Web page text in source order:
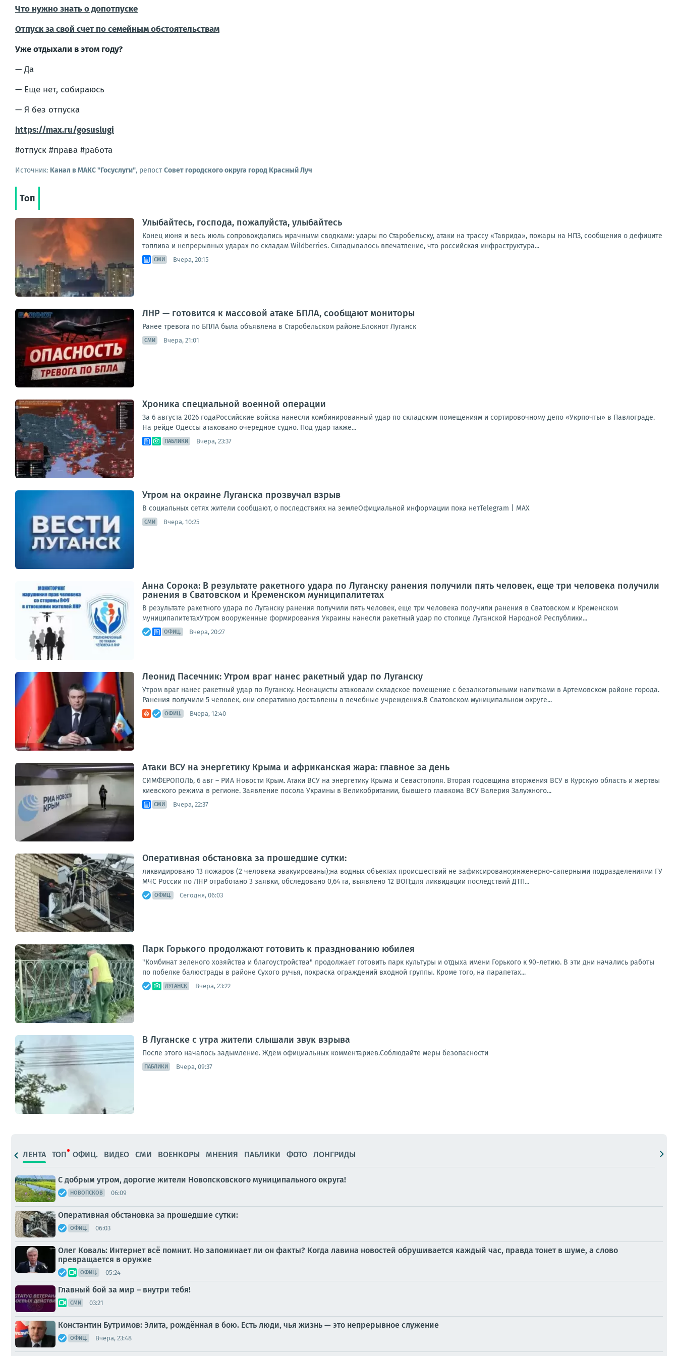
Что нужно знать о допотпуске
Отпуск за свой счет по семейным обстоятельствам
Уже отдыхали в этом году?
— Да
— Еще нет, собираюсь
— Я без отпуска
https://max.ru/gosuslugi
#отпуск #права #работа
Источник: Канал в МАКС "Госуслуги", репостСовет городского округа город Красный Луч
Топ
Улыбайтесь, господа, пожалуйста, улыбайтесь
Конец июня и весь июль сопровождались мрачными сводками: удары по Старобельску, атаки на трассу «Таврида», пожары на НПЗ, сообщения о дефиците
топлива и непрерывных ударах по складам Wildberries. Складывалось впечатление, что российская инфраструктура...
СМИ Вчера, 20:15
ЛНР — готовится к массовой атаке БПЛА, сообщают мониторы
Ранее тревога по БПЛА была объявлена в Старобельском районе.Блокнот Луганск
СМИ Вчера, 21:01
Хроника специальной военной операции
За 6 августа 2026 годаРоссийские войска нанесли комбинированный удар по складским помещениям и сортировочному депо «Укрпочты» в Павлограде.
На рейде Одессы атаковано очередное судно. Под удар также...
ПАБЛИКИ Вчера, 23:37
Утром на окраине Луганска прозвучал взрыв
В социальных сетях жители сообщают, о последствиях на землеОфициальной информации пока нетTelegram | MAX
СМИ Вчера, 10:25
Анна Сорока: В результате ракетного удара по Луганску ранения получили пять человек, еще три человека получили
ранения в Сватовском и Кременском муниципалитетах
В результате ракетного удара по Луганску ранения получили пять человек, еще три человека получили ранения в Сватовском и Кременском
муниципалитетахУтром вооруженные формирования Украины нанесли ракетный удар по столице Луганской Народной Республики...
ОФИЦ. Вчера, 20:27
Леонид Пасечник: Утром враг нанес ракетный удар по Луганску
Утром враг нанес ракетный удар по Луганску. Неонацисты атаковали складское помещение с безалкогольными напитками в Артемовском районе города.
Ранения получили 5 человек, они оперативно доставлены в лечебные учреждения.В Сватовском муниципальном округе...
ОФИЦ. Вчера, 12:40
Атаки ВСУ на энергетику Крыма и африканская жара: главное за день
СИМФЕРОПОЛЬ, 6 авг – РИА Новости Крым. Атаки ВСУ на энергетику Крыма и Севастополя. Вторая годовщина вторжения ВСУ в Курскую область и жертвы
киевского режима в регионе. Заявление посола Украины в Великобритании, бывшего главкома ВСУ Валерия Залужного...
СМИ Вчера, 22:37
Оперативная обстановка за прошедшие сутки:
ликвидировано 13 пожаров (2 человека эвакуированы);на водных объектах происшествий не зафиксировано;инженерно-саперными подразделениями ГУ
МЧС России по ЛНР отработано 3 заявки, обследовано 0,64 га, выявлено 12 ВОП;для ликвидации последствий ДТП...
ОФИЦ. Сегодня, 06:03
Парк Горького продолжают готовить к празднованию юбилея
"Комбинат зеленого хозяйства и благоустройства" продолжает готовить парк культуры и отдыха имени Горького к 90-летию. В эти дни начались работы
по побелке балюстрады в районе Сухого ручья, покраска ограждений входной группы. Кроме того, на парапетах...
ЛУГАНСК Вчера, 23:22
В Луганске с утра жители слышали звук взрыва
После этого началось задымление. Ждём официальных комментариев.Соблюдайте меры безопасности
ПАБЛИКИ Вчера, 09:37
ЛЕНТА ТОП ОФИЦ. ВИДЕО СМИ ВОЕНКОРЫ МНЕНИЯ ПАБЛИКИ ФОТО ЛОНГРИДЫ
С добрым утром, дорогие жители Новопсковского муниципального округа!
НОВОПСКОВ 06:09
Оперативная обстановка за прошедшие сутки:
ОФИЦ. 06:03
Олег Коваль: Интернет всё помнит. Но запоминает ли он факты? Когда лавина новостей обрушивается каждый час, правда тонет в шуме, а слово
превращается в оружие
ОФИЦ. 05:24
Главный бой за мир – внутри тебя!
СМИ 03:21
Константин Бутримов: Элита, рождённая в бою. Есть люди, чья жизнь — это непрерывное служение
ОФИЦ. Вчера, 23:48